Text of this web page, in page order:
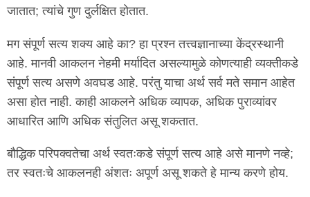
जातात; त्यांचे गुण दुर्लक्षित होतात.
मग संपूर्ण सत्य शक्य आहे का? हा प्रश्न तत्त्वज्ञानाच्या केंद्रस्थानी
आहे. मानवी आकलन नेहमी मर्यादित असल्यामुळे कोणत्याही व्यक्तीकडे
संपूर्ण सत्य असणे अवघड आहे. परंतु याचा अर्थ सर्व मते समान आहेत
असा होत नाही. काही आकलने अधिक व्यापक, अधिक पुराव्यांवर
आधारित आणि अधिक संतुलित असू शकतात.
बौद्धिक परिपक्वतेचा अर्थ स्वतःकडे संपूर्ण सत्य आहे असे मानणे नव्हे;
तर स्वतःचे आकलनही अंशतः अपूर्ण असू शकते हे मान्य करणे होय.